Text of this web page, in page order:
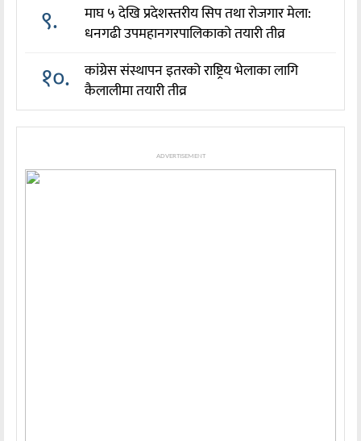
९.
माघ ५ देखि प्रदेशस्तरीय सिप तथा रोजगार मेला:
धनगढी उपमहानगरपालिकाको तयारी तीव्र
१०.
कांग्रेस संस्थापन इतरको राष्ट्रिय भेलाका लागि
कैलालीमा तयारी तीव्र
ADVERTISEMENT